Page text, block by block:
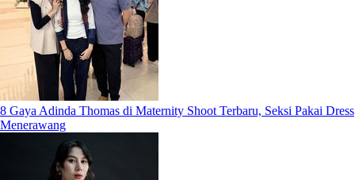
8 Gaya Adinda Thomas di Maternity Shoot Terbaru, Seksi Pakai Dress
Menerawang